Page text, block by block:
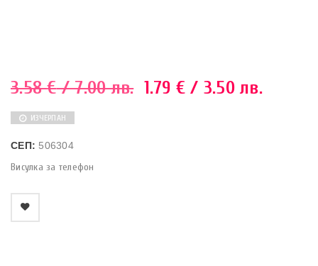
3.58€/ 7.00 лв. 1.79 € / 3.50 лв.
ИЗЧЕРПАН
СЕП: 506304
Висулка за телефон